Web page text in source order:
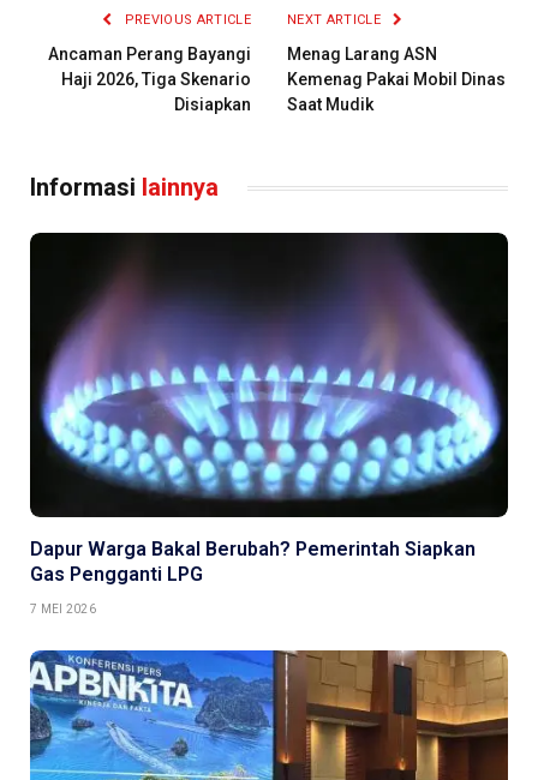
PREVIOUS ARTICLE
Ancaman Perang Bayangi
Haji 2026, Tiga Skenario
Disiapkan
NEXT ARTICLE
Menag Larang ASN
Kemenag Pakai Mobil Dinas
Saat Mudik
Informasi lainnya
Dapur Warga Bakal Berubah? Pemerintah Siapkan
Gas Pengganti LPG
7 MEI 2026